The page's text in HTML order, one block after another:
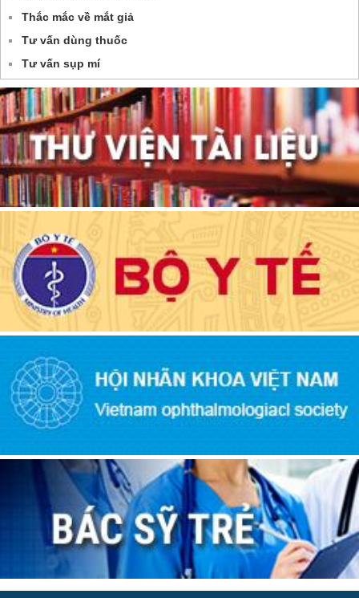
Thắc mắc về mắt giả
Tư vấn dùng thuốc
Tư vấn sụp mí